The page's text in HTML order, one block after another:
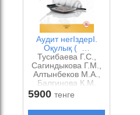
Аудит негІздерІ.
Оқулық ( …
Тусибаева Г.С.,
Сагиндыкова Г.М.,
Алтынбеков М.А.,
Балгинова К.М.
5900тенге